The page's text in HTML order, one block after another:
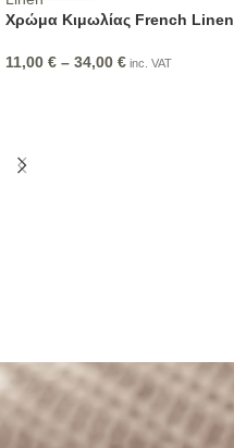
Χρώμα Κιμωλίας French Linen
11,00 € – 34,00 € inc. VAT